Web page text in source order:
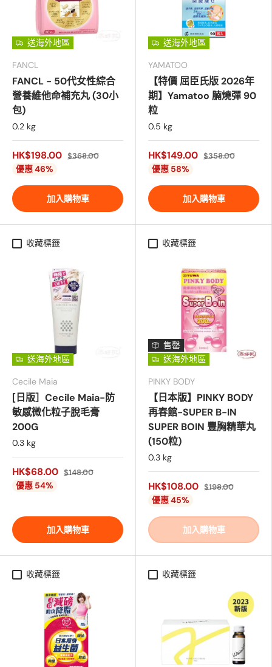
送海外地區
FANCL
FANCL - 50代女性綜合
營養維他命補充丸 (30小
包)
0.2 kg
HK$198.00 $368.00
優惠 46%
加入購物車
送海外地區
YAMATOO
【特價 屈臣氏版 2026年
期】Yamatoo 腩燒彈 90
粒
0.5 kg
HK$149.00 $358.00
優惠 58%
加入購物車
收藏標籤
送海外地區
Cecile Maia
[日版］Cecile Maia-防
敏感微化粒子脫毛膏
200G
0.3 kg
HK$68.00 $148.00
優惠 54%
加入購物車
收藏標籤
售罄
送海外地區
PINKY BODY
【日本版】PINKY BODY
再春館-SUPER B-IN
SUPER BOIN 豐胸精華丸
(150粒)
0.3 kg
HK$108.00 $198.00
優惠 45%
加入購物車
收藏標籤 收藏標籤